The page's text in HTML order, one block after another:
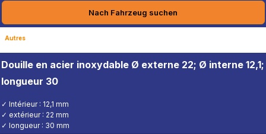
Nach Fahrzeug suchen
Autres
Douille en acier inoxydable Ø externe 22; Ø interne 12,1;
longueur 30
✓ Intérieur : 12,1 mm
✓ extérieur : 22 mm
✓ longueur : 30 mm